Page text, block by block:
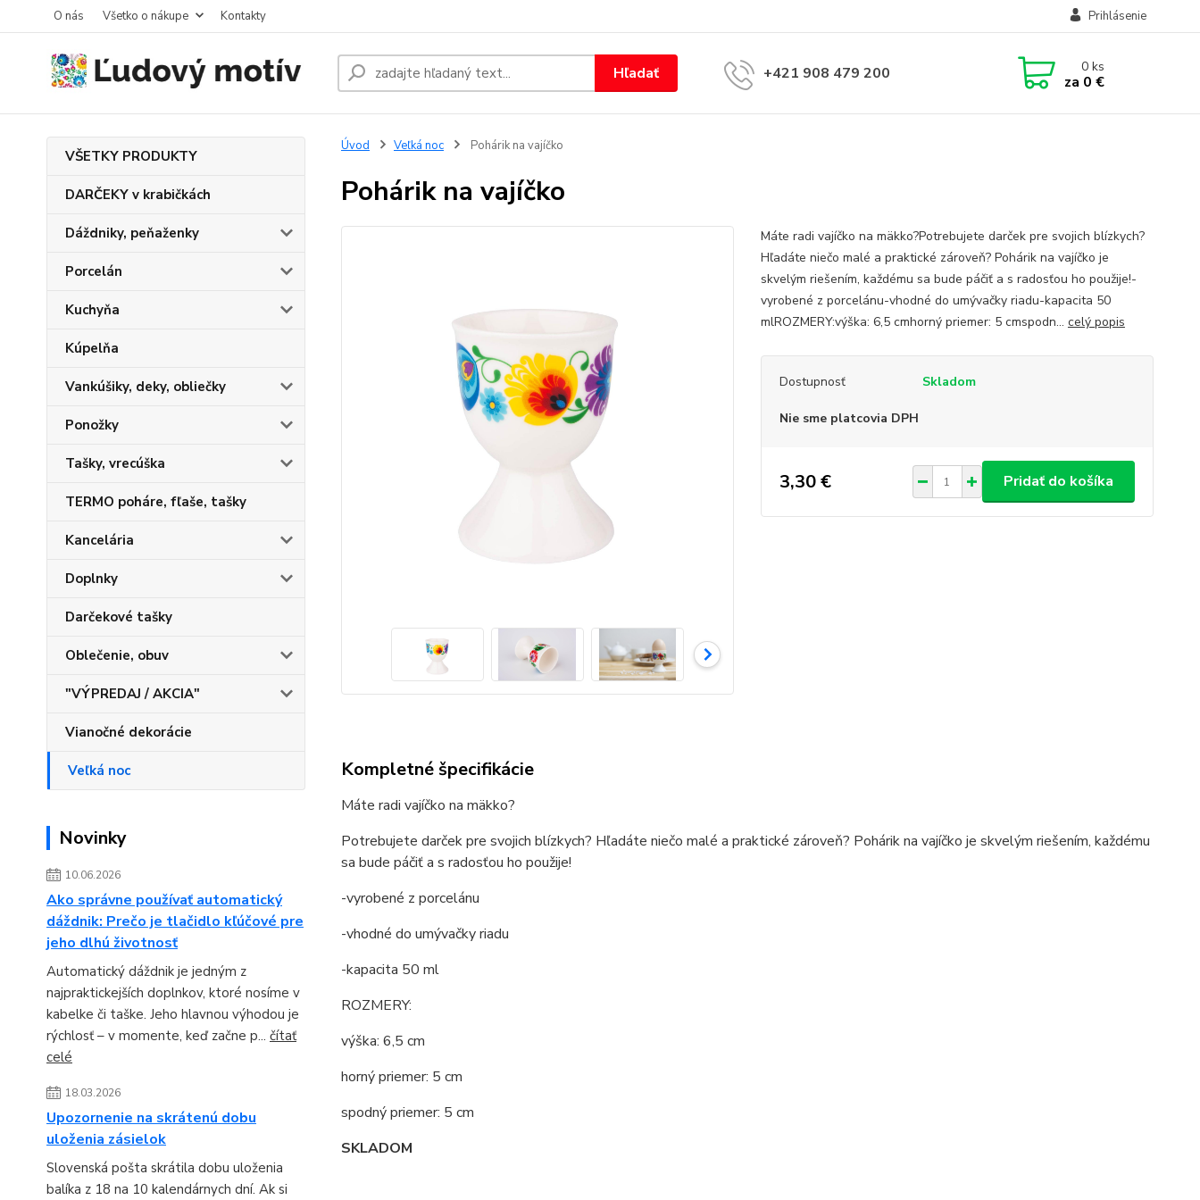
O nás Všetko o nákupe Kontakty Prihlásenie
Hľadať +421 908 479 200 0ks
za 0 €
VŠETKY PRODUKTY
DARČEKY v krabičkách
Dáždniky, peňaženky
Porcelán
Kuchyňa
Kúpelňa
Vankúšiky, deky, obliečky
Ponožky
Tašky, vrecúška
TERMO poháre, fľaše, tašky
Kancelária
Doplnky
Darčekové tašky
Oblečenie, obuv
"VÝPREDAJ / AKCIA"
Vianočné dekorácie
Veľká noc
Novinky
10.06.2026
Ako správne používať automatický
dáždnik: Prečo je tlačidlo kľúčové pre
jeho dlhú životnosť
Automatický dáždnik je jedným z
najpraktickejších doplnkov, ktoré nosíme v
kabelke či taške. Jeho hlavnou výhodou je
rýchlosť – v momente, keď začne p... čítať
celé
18.03.2026
Upozornenie na skrátenú dobu
uloženia zásielok
Slovenská pošta skrátila dobu uloženia
balíka z 18 na 10 kalendárnych dní. Ak si
Úvod Veľká noc Pohárik na vajíčko
Pohárik na vajíčko
Máte radi vajíčko na mäkko?Potrebujete darček pre svojich blízkych?
Hľadáte niečo malé a praktické zároveň? Pohárik na vajíčko je
skvelým riešením, každému sa bude páčiť a s radosťou ho použije!-
vyrobené z porcelánu-vhodné do umývačky riadu-kapacita 50
mlROZMERY:výška: 6,5 cmhorný priemer: 5 cmspodn... celý popis
Dostupnosť Skladom
Nie sme platcovia DPH
3,30 € Pridať do košíka
Kompletné špecifikácie
Máte radi vajíčko na mäkko?
Potrebujete darček pre svojich blízkych? Hľadáte niečo malé a praktické zároveň? Pohárik na vajíčko je skvelým riešením, každému
sa bude páčiť a s radosťou ho použije!
-vyrobené z porcelánu
-vhodné do umývačky riadu
-kapacita 50 ml
ROZMERY:
výška: 6,5 cm
horný priemer: 5 cm
spodný priemer: 5 cm
SKLADOM